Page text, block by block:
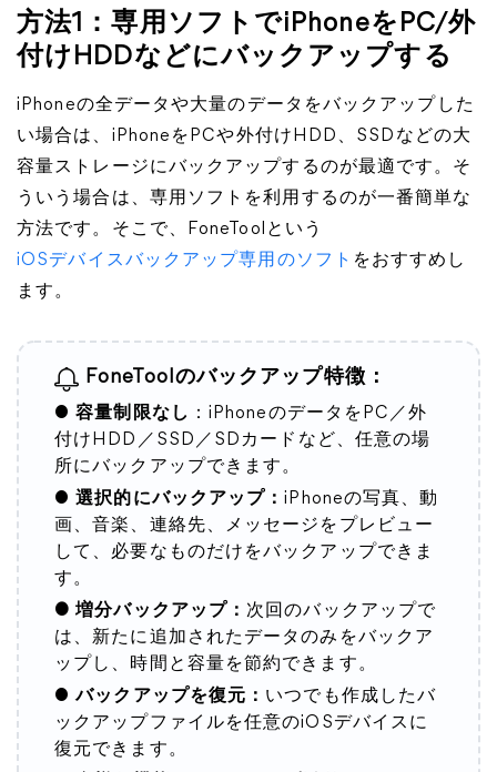
方法1：専用ソフトでiPhoneをPC/外
付けHDDなどにバックアップする
iPhoneの全データや大量のデータをバックアップした
い場合は、iPhoneをPCや外付けHDD、SSDなどの大
容量ストレージにバックアップするのが最適です。そ
ういう場合は、専用ソフトを利用するのが一番簡単な
方法です。そこで、FoneToolという
iOSデバイスバックアップ専用のソフト をおすすめし
ます。
FoneToolのバックアップ特徴：
●容量制限なし
：iPhoneのデータをPC／外
付けHDD／SSD／SDカードなど、任意の場
所にバックアップできます。
●選択的にバックアップ：iPhoneの写真、動
画、音楽、連絡先、メッセージをプレビュー
して、必要なものだけをバックアップできま
す。
● 増分バックアップ： 次回のバックアップで
は、新たに追加されたデータのみをバックア
ップし、時間と容量を節約できます。
●バックアップを復元： いつでも作成したバ
ックアップファイルを任意のiOSデバイスに
復元できます。